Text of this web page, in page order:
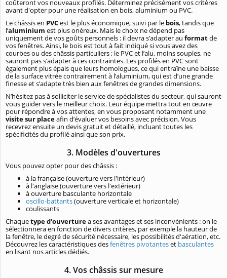
coûteront vos nouveaux profilés. Déterminez précisément vos critères
avant d'opter pour une réalisation en bois, aluminium ou PVC.
Le châssis en PVCest le plus économique, suivi par le bois, tandis que
l’aluminium est plus onéreux. Mais le choix ne dépend pas
uniquement de vos goûts personnels : il devra s’adapter au formatde
vos fenêtres. Ainsi, le bois est tout à fait indiqué si vous avez des
courbes ou des châssis particuliers ; le PVC et l’alu, moins souples, ne
sauront pas s’adapter à ces contraintes. Les profilés en PVC sont
également plus épais que leurs homologues, ce qui entraîne une baisse
de la surface vitrée contrairement à l’aluminium, qui est d’une grande
finesse et s’adapte très bien aux fenêtres de grandes dimensions.
N’hésitez pas à solliciter le service de spécialistes du secteur, qui sauront
vous guider vers le meilleur choix. Leur équipe mettra tout en œuvre
pour répondre à vos attentes, en vous proposant notamment une
visite sur placeafin d’évaluer vos besoins avec précision. Vous
recevrez ensuite un devis gratuit et détaillé, incluant toutes les
spécificités du profilé ainsi que son prix.
3. Modèles d'ouvertures
Vous pouvez opter pour des châssis :
à la française (ouverture vers l'intérieur)
à l'anglaise (ouverture vers l'extérieur)
à ouverture basculante horizontale
oscillo-battants(ouverture verticale et horizontale)
coulissants
Chaquetype d'ouverturea ses avantages et ses inconvénients : on le
sélectionnera en fonction de divers critères, par exemple la hauteur de
la fenêtre, le degré de sécurité nécessaire, les possibilités d'aération, etc.
Découvrez les caractéristiques desfenêtres pivotanteset basculantes
en lisant nos articles dédiés.
4. Vos châssis sur mesure